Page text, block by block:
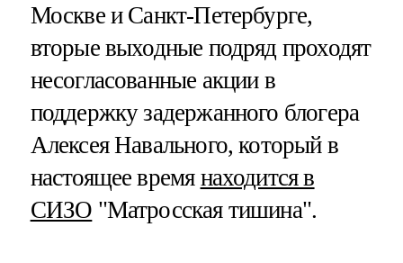
Москве и Санкт-Петербурге,
вторые выходные подряд проходят
несогласованные акции в
поддержку задержанного блогера
Алексея Навального, который в
настоящее время находится в
СИЗО "Матросская тишина".